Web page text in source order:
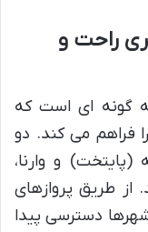
راحت و
گونه ای است که
فراهم می کند. دو
و وارنا،
از طریق پروازهای
دسترسی پیدا